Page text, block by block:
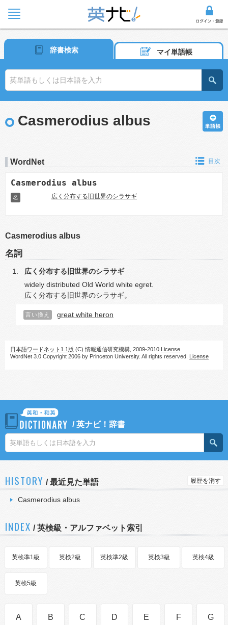
辞書検索 マイ単語帳
Casmerodius albus
WordNet 目次
Casmerodius albus
名 広く分布する旧世界のシラサギ
Casmerodius albus
名詞
広く分布する旧世界のシラサギ
widely distributed Old World white egret.
広く分布する旧世界のシラサギ。
言い換え great white heron
日本語ワードネット1.1版 (C) 情報通信研究機構, 2009-2010 License
WordNet 3.0 Copyright 2006 by Princeton University. All rights reserved. License
/英ナビ！辞書
HISTORY /最近見た単語 履歴を消す
Casmerodius albus
INDEX / 英検級・アルファベット索引
英検準1級 英検2級 英検準2級 英検3級 英検4級
英検5級
A B C D E F G